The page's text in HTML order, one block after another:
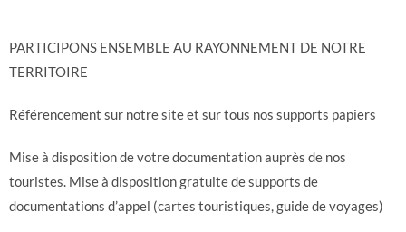
PARTICIPONS ENSEMBLE AU RAYONNEMENT DE NOTRE
TERRITOIRE
Référencement sur notre site et sur tous nos supports papiers
Mise à disposition de votre documentation auprès de nos
touristes. Mise à disposition gratuite de supports de
documentations d’appel (cartes touristiques, guide de voyages)